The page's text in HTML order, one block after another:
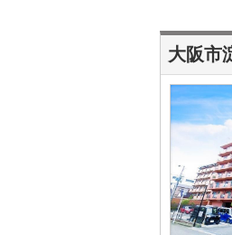
大阪